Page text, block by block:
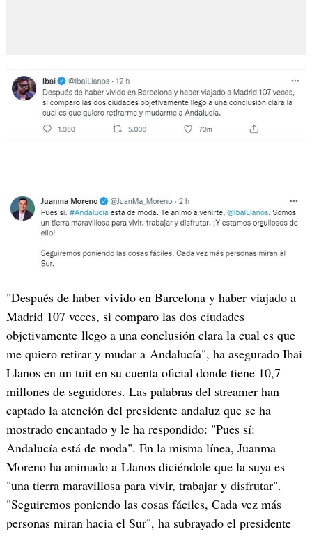
"Después de haber vivido en Barcelona y haber viajado a
Madrid 107 veces, si comparo las dos ciudades
objetivamente llego a una conclusión clara la cual es que
me quiero retirar y mudar a Andalucía", ha asegurado Ibai
Llanos en un tuit en su cuenta oficial donde tiene 10,7
millones de seguidores. Las palabras del streamer han
captado la atención del presidente andaluz que se ha
mostrado encantado y le ha respondido: "Pues sí:
Andalucía está de moda". En la misma línea, Juanma
Moreno ha animado a Llanos diciéndole que la suya es
"una tierra maravillosa para vivir, trabajar y disfrutar".
"Seguiremos poniendo las cosas fáciles, Cada vez más
personas miran hacia el Sur", ha subrayado el presidente